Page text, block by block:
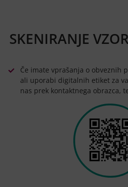
SKENIRANJE
Če imate vprašanja o obveznih
ali uporabi digitalnih etiket za
nas prek kontaktnega obrazca,